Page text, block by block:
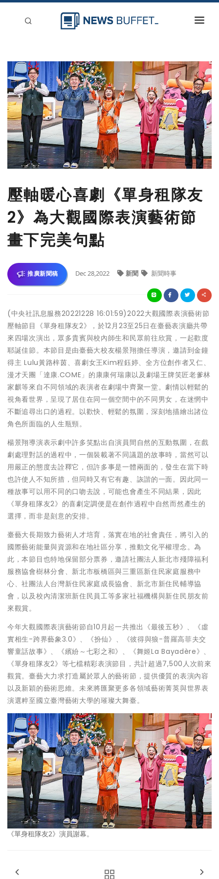
新聞稿分類
登入
刊登
壓軸暖心喜劇《單身租隊友
2》為大觀國際表演藝術節
畫下完美句點
推廣新聞稿 Dec 28,2022 新聞 新聞時事
(中央社訊息服務20221228 16:01:59)2022大觀國際表演藝術節
壓軸節目《單身租隊友2》，於12月23至25日在臺藝表演廳共帶
來四場次演出，眾多貴賓與校內師生和民眾前往欣賞，一起歡度
耶誕佳節。本節目是由臺藝大校友楊景翔擔任導演，邀請到金鐘
得主 Lulu黃路梓茵、喜劇女王Kim程鈺婷、全方位創作者又仁、
漫才天團「達康.COME」的康康何瑞康以及劇場王牌笑匠老爹林
家麒等來自不同領域的表演者在劇場中齊聚一堂。劇情以輕鬆的
視角看世界，呈現了居住在同一個空間中的不同男女，在迷惘中
不斷追尋出口的過程。以歡快、輕鬆的氛圍，深刻地描繪出諸位
角色所面臨的人生瓶頸。
楊景翔導演表示劇中許多笑點出自演員間自然的互動氛圍，在戲
劇處理對話的過程中，一個裝載著不同議題的故事時，當然可以
用嚴正的態度去詮釋它，但許多事是一體兩面的，發生在當下時
也許使人不知所措，但同時又有它有趣、詼諧的一面。因此同一
種故事可以用不同的口吻去說，可能也會產生不同結果，因此
《單身租隊友2》的喜劇定調便是在創作過程中自然而然產生的
選擇，而非是刻意的安排。
臺藝大長期致力藝術人才培育，落實在地的社會責任，將引入的
國際藝術能量與資源和在地社區分享，推動文化平權理念。為
此，本節目也特地保留部分票券，邀請社團法人新北市殘障福利
服務協會樹林分會、新北市板橋區與三重區新住民家庭服務中
心、社團法人台灣新住民家庭成長協會、新北市新住民輔導協
會，以及校內清潔班新住民員工等多家社福機構與新住民朋友前
來觀賞。
今年大觀國際表演藝術節自10月起一共推出《最後五秒》、《虛
實相生-跨界藝象3.0》、《扮仙》、《彼得與狼-普羅高菲夫交
響童話故事》、《繽紛～七彩之和》、《舞姬La Bayadère》、
《單身租隊友2》等七檔精彩表演節目，共計超過7,500人次前來
觀賞。臺藝大力求打造屬於眾人的藝術節，提供優質的表演內容
以及新穎的藝術思維。未來將匯聚更多各領域藝術菁英與世界表
演選粹至國立臺灣藝術大學的璀璨大舞臺。
《單身租隊友2》演員謝幕。